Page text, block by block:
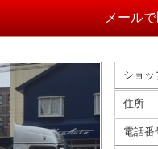
ショッ
住所
電話番